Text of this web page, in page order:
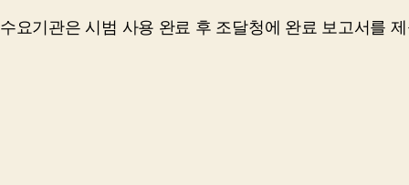
수요기관은 시범 사용 완료 후 조달청에 완료 보고서를